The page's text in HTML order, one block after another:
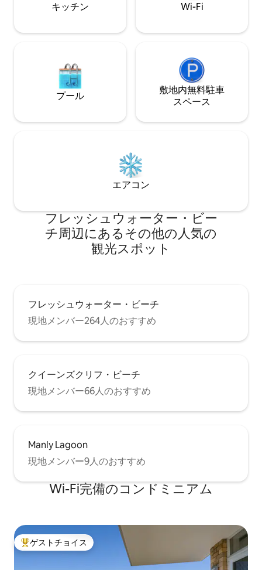
キッチン Wi-Fi
プール
敷地内無料駐⁠車
ス⁠ペ⁠ー⁠ス
エアコン
フレッシュウォーター・ビー
チ⁠周⁠辺⁠に⁠あ⁠るそ⁠の⁠他⁠の人⁠気⁠の
観⁠光⁠ス⁠ポ⁠ッ⁠ト
フレッシュウォーター・ビーチ
現地メンバー264人のおすすめ
クイーンズクリフ・ビーチ
現地メンバー66人のおすすめ
Manly Lagoon
現地メンバー9人のおすすめ
Wi-Fi完備のコンドミニアム
大好評のゲストチョイスです。
ゲストチョイス